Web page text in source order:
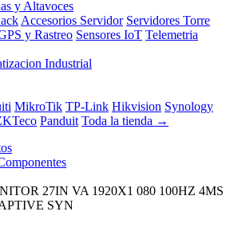
y Altavoces
Accesorios Servidor Servidores Torre
y Rastreo Sensores IoT Telemetria
Industrial
MikroTik TP-Link Hikvision Synology
Panduit Toda la tienda →
27IN VA 1920X1 080 100HZ 4MS
SYN